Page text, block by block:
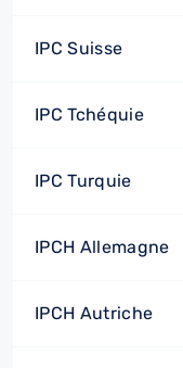
IPC Suisse
IPC Tchéquie
IPC Turquie
IPCH Allemagne
IPCH Autriche